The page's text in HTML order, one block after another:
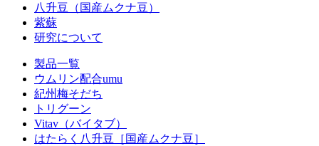
八升豆（国産ムクナ豆）
紫蘇
研究について
製品一覧
ウムリン配合umu
紀州梅そだち
トリグーン
Vitav（バイタブ）
はたらく八升豆［国産ムクナ豆］